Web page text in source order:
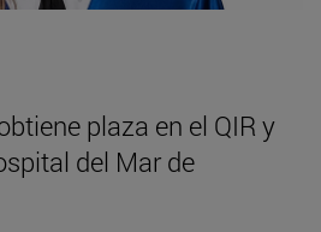
plaza en el QIR y
del Mar de